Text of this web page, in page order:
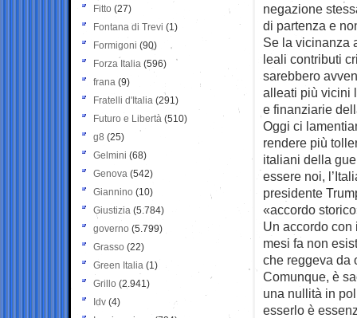
negazione
di partenza e
Se la vicinanza
leali contributi
sarebbero
alleati più vicini
e finanziarie
Oggi ci
rendere più
italiani della
essere noi,
presidente
«accordo
Un accordo con
mesi fa non
che reggeva da
Comunque, è
una nullità in
esserlo è
Fitto (27)
Fontana di Trevi (1)
Formigoni (90)
Forza Italia (596)
frana (9)
Fratelli d'Italia (291)
Futuro e Libertà (510)
g8 (25)
Gelmini (68)
Genova (542)
Giannino (10)
Giustizia (5.784)
governo (5.799)
Grasso (22)
Green Italia (1)
Grillo (2.941)
Idv (4)